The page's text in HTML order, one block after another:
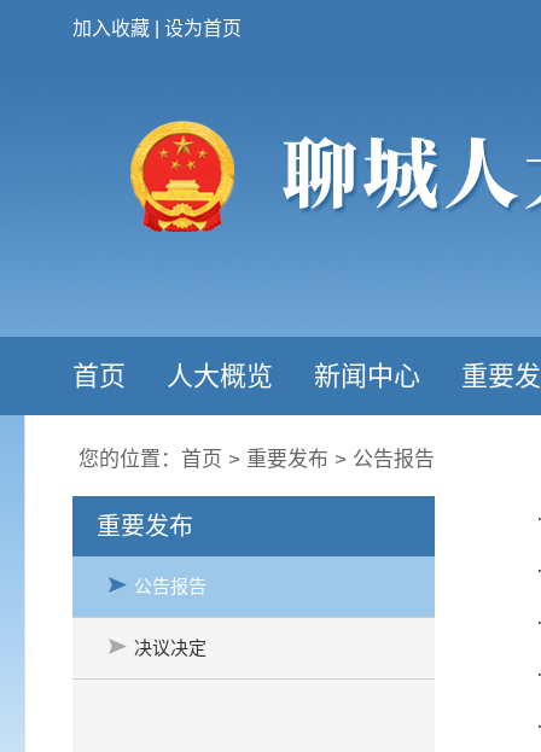
加入收藏 设为首页
首页 人大概览 新闻中心 重要
您的位置： 首页 > 重要发布 > 公告报告
重要发布
公告报告
决议决定